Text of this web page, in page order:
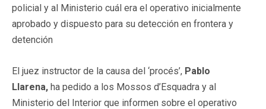
policial y al Ministerio cuál era el operativo inicialmente
aprobado y dispuesto para su detección en frontera y
detención
El juez instructor de la causa del ‘procés’, Pablo
Llarena, ha pedido a los Mossos d’Esquadra y al
Ministerio del Interior que informen sobre el operativo